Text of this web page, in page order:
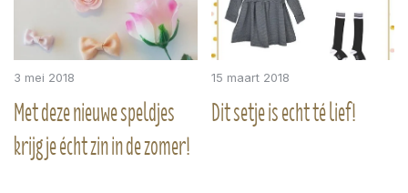
3 mei 2018
Met deze nieuwe speldjes
krijg je écht zin in de zomer!
15 maart 2018
Dit setje is echt té lief!